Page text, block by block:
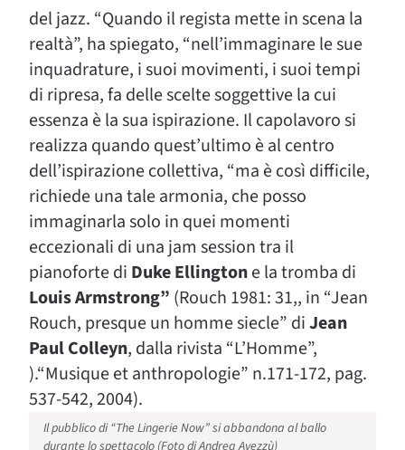
del jazz. “Quando il regista mette in scena la
realtà”, ha spiegato, “nell’immaginare le sue
inquadrature, i suoi movimenti, i suoi tempi
di ripresa, fa delle scelte soggettive la cui
essenza è la sua ispirazione. Il capolavoro si
realizza quando quest’ultimo è al centro
dell’ispirazione collettiva, “ma è così difficile,
richiede una tale armonia, che posso
immaginarla solo in quei momenti
eccezionali di una jam session tra il
pianoforte di Duke Ellingtone la tromba di
Louis Armstrong” (Rouch 1981: 31,, in “Jean
Rouch, presque un homme siecle” diJean
Paul Colleyn, dalla rivista “L’Homme”,
).“Musique et anthropologie” n.171-172, pag.
537-542, 2004).
Il pubblico di “The Lingerie Now” si abbandona al ballo
durante lo spettacolo (Foto di Andrea Avezzù)